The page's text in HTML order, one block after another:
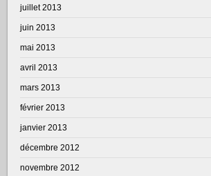
juillet 2013
juin 2013
mai 2013
avril 2013
mars 2013
février 2013
janvier 2013
décembre 2012
novembre 2012